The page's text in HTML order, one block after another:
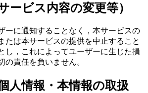
ービス内容の変更等）
ーに通知することなく，本サービスの
たは本サービスの提供を中止すること
し，これによってユーザーに生じた損
の責任を負いません。
人情報・本情報の取扱